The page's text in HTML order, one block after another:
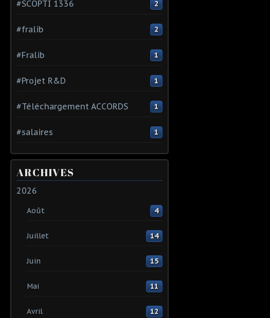
#SCOPTI 1336 2
#fralib 2
#Fralib 1
#Projet R&D 1
#Téléchargement ACCORDS 1
#salaires 1
ARCHIVES
2026
Août 4
Juillet 14
Juin 15
Mai 11
Avril 12